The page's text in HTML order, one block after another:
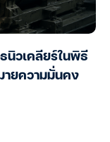
นิวเคลียร์ในพิธี
ายความมั่นคง